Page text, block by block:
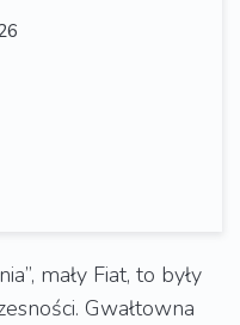
mały Fiat, to były
Gwałtowna